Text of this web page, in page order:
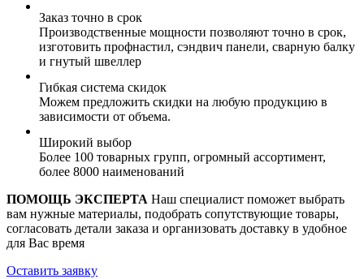
Заказ точно в срок
Производственные мощности позволяют точно в срок,
изготовить профнастил, сэндвич панели, сварную балку
и гнутый швеллер
Гибкая система скидок
Можем предложить скидки на любую продукцию в
зависимости от объема.
Широкий выбор
Более 100 товарных групп, огромный ассортимент,
более 8000 наименований
ПОМОЩЬ ЭКСПЕРТА Наш специалист поможет выбрать
вам нужные материалы, подобрать сопутствующие товары,
согласовать детали заказа и организовать доставку в удобное
для Вас время
Оставить заявку